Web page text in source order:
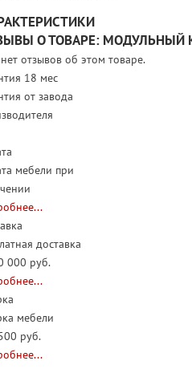
О ТОВАРЕ: МОДУЛЬНЫЙ
отзывов об этом товаре.
18 мес
от завода
мебели при
доставка
000 руб.
мебели
руб.